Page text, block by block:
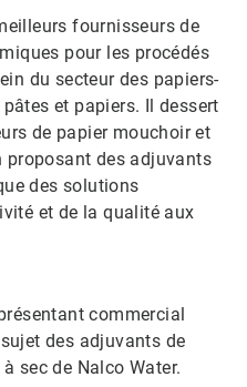
fournisseurs de
pour les procédés
du secteur des papiers-
et papiers. Il dessert
de papier mouchoir et
proposant des adjuvants
des solutions
et de la qualité aux
commercial
des adjuvants de
sec de Nalco Water.